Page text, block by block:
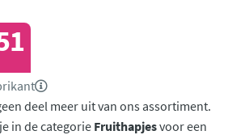
deel meer uit van ons assortiment.
in de categorie Fruithapjesvoor een